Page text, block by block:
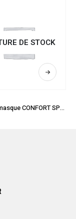
DE STOCK
Kit Demi-masque CONFORT SPECIAL PEINTRE